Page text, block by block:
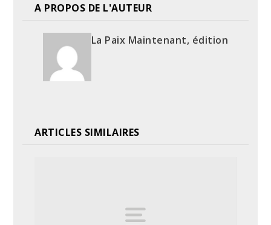
A PROPOS DE L'AUTEUR
La Paix Maintenant, édition
ARTICLES SIMILAIRES